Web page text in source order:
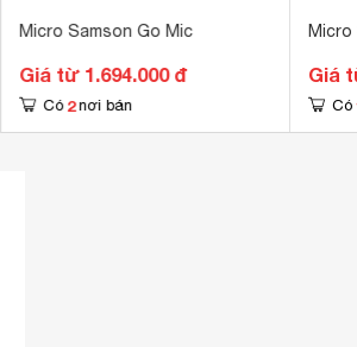
Micro Samson Go Mic
Giá từ 1.694.000 đ
Có 2 nơi bán
Micro
Giá
Có